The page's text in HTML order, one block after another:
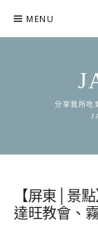
content
MENU
分享我所吃
【屏東│景
達旺教會、